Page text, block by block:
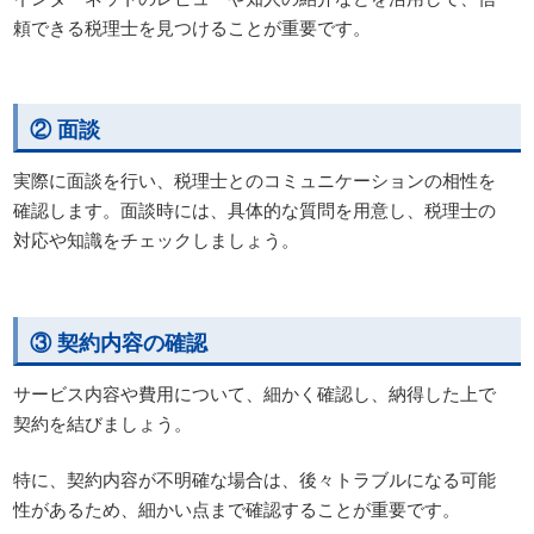
頼できる税理士を見つけることが重要です。
② 面談
実際に面談を行い、税理士とのコミュニケーションの相性を
確認します。面談時には、具体的な質問を用意し、税理士の
対応や知識をチェックしましょう。
③ 契約内容の確認
サービス内容や費用について、細かく確認し、納得した上で
契約を結びましょう。
特に、契約内容が不明確な場合は、後々トラブルになる可能
性があるため、細かい点まで確認することが重要です。